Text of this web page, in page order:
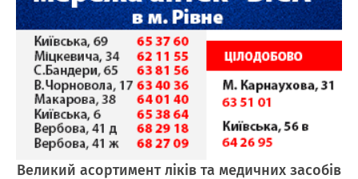
Великий асортимент ліків та медичних засобів